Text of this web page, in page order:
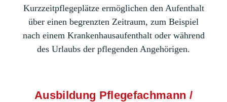
Kurzzeitpflegeplätze ermöglichen den Aufenthalt
über einen begrenzten Zeitraum, zum Beispiel
nach einem Krankenhausaufenthalt oder während
des Urlaubs der pflegenden Angehörigen.
Ausbildung Pflegefachmann /